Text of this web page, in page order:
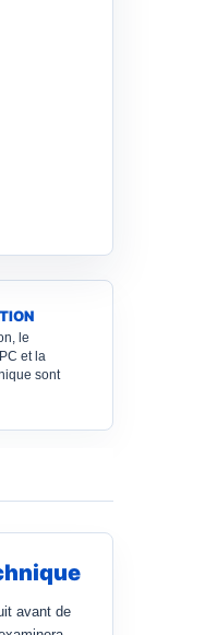
le
et la
sont
avant de